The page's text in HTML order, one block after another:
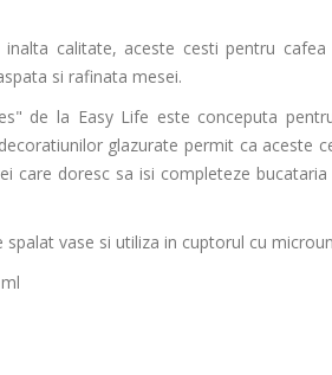
calitate, aceste cesti pentru
si rafinata mesei.
de la Easy Life este conceputa
glazurate permit ca aceste
care doresc sa isi completeze
vase si utiliza in cuptorul cu